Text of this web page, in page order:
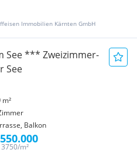
Immobilien Kärnten GmbH
See *** Zweizimmer-
See
m²
Balkon
m²